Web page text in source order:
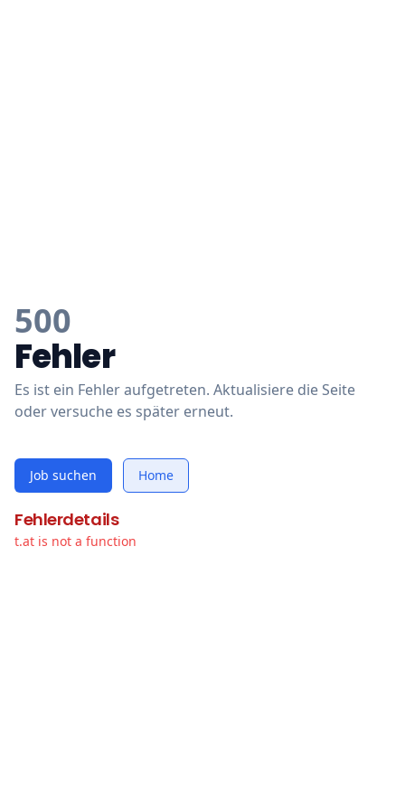
500
Fehler
Es ist ein Fehler aufgetreten. Aktualisiere die Seite
oder versuche es später erneut.
Job suchen Home
Fehlerdetails
t.at is not a function